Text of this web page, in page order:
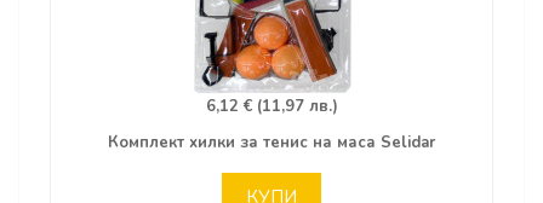
6,12 € (11,97 лв.)
Комплект хилки за тенис на маса Selidar
КУПИ